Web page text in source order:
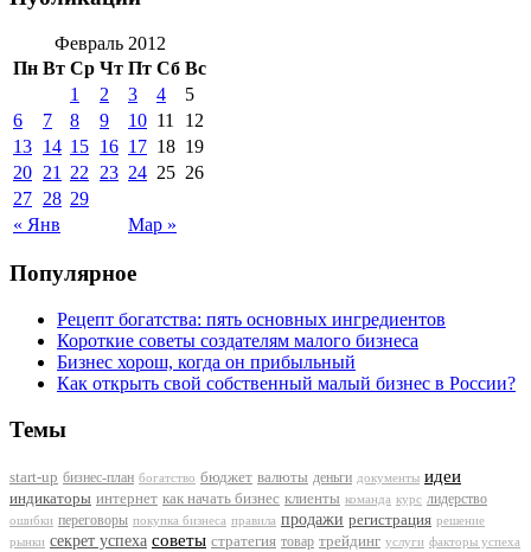
Февраль 2012
Пн Вт Ср Чт Пт Сб Вс
« Янв Мар »
1 2 3 4
5
6
7 8 9 10 11
12
13 14 15 16 17 18 19
20 21 22 23 24 25 26
27 28 29
Популярное
Рецепт богатства: пять основных ингредиентов
Короткие советы создателям малого бизнеса
Бизнес хорош, когда он прибыльный
Как открыть свой собственный малый бизнес в России?
Темы
start-up бизнес-план богатство бюджет валюты деньги документы идеи
индикаторы интернет как начать бизнес клиенты команда курс лидерство
ошибки переговоры покупка бизнеса правила продажи регистрация решение
рынки секрет успеха советы стратегия товар трейдинг услуги факторы успеха